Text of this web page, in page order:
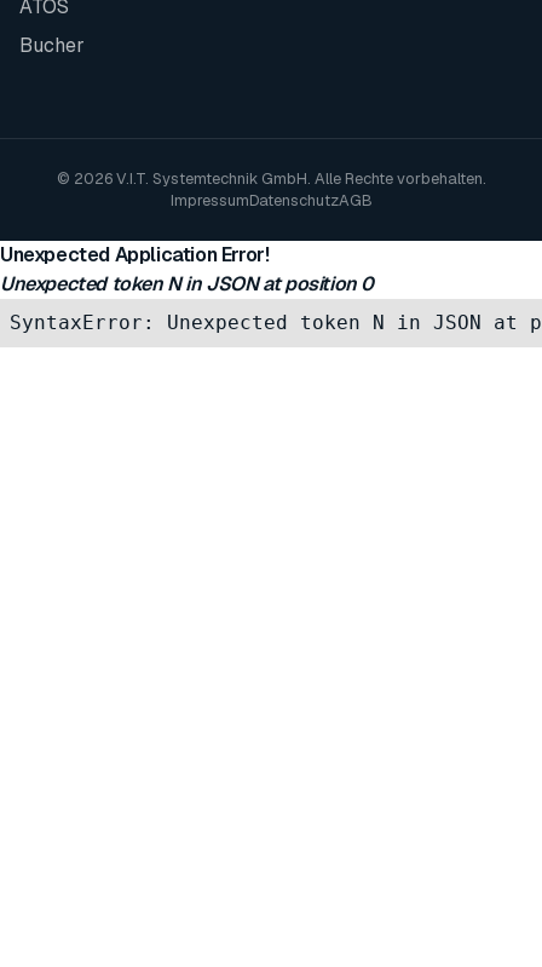
ATOS
Bucher
© 2026 V.I.T. Systemtechnik GmbH. Alle Rechte vorbehalten.
ImpressumDatenschutzAGB
Unexpected Application Error!
Unexpected token N in JSON at position 0
SyntaxError: Unexpected token N in JSON at